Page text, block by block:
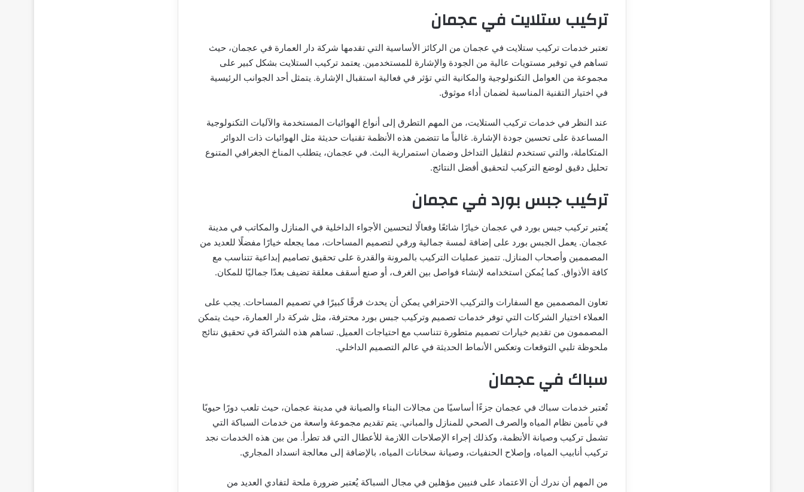
تركيب ستلايت في عجمان
تعتبر خدمات تركيب ستلايت في عجمان من الركائز الأساسية التي تقدمها شركة دار العمارة في عجمان، حيث
تساهم في توفير مستويات عالية من الجودة والإشارة للمستخدمين. يعتمد تركيب الستلايت بشكل كبير على
مجموعة من العوامل التكنولوجية والمكانية التي تؤثر في فعالية استقبال الإشارة. يتمثل أحد الجوانب الرئيسية
في اختيار التقنية المناسبة لضمان أداء موثوق.
عند النظر في خدمات تركيب الستلايت، من المهم التطرق إلى أنواع الهوائيات المستخدمة والآليات التكنولوجية
المساعدة على تحسين جودة الإشارة. غالباً ما تتضمن هذه الأنظمة تقنيات حديثة مثل الهوائيات ذات الدوائر
المتكاملة، والتي تستخدم لتقليل التداخل وضمان استمرارية البث. في عجمان، يتطلب المناخ الجغرافي المتنوع
تحليل دقيق لوضع التركيب لتحقيق أفضل النتائج.
تركيب جبس بورد في عجمان
يُعتبر تركيب جبس بورد في عجمان خيارًا شائعًا وفعالًا لتحسين الأجواء الداخلية في المنازل والمكاتب في مدينة
عجمان. يعمل الجبس بورد على إضافة لمسة جمالية ورقي لتصميم المساحات، مما يجعله خيارًا مفضلًا للعديد من
المصممين وأصحاب المنازل. تتميز عمليات التركيب بالمرونة والقدرة على تحقيق تصاميم إبداعية تتناسب مع
كافة الأذواق. كما يُمكن استخدامه لإنشاء فواصل بين الغرف، أو صنع أسقف معلقة تضيف بعدًا جماليًا للمكان.
تعاون المصممين مع السفارات والتركيب الاحترافي يمكن أن يحدث فرقًا كبيرًا في تصميم المساحات. يجب على
العملاء اختيار الشركات التي توفر خدمات تصميم وتركيب جبس بورد محترفة، مثل شركة دار العمارة، حيث يتمكن
المصممون من تقديم خيارات تصميم متطورة تتناسب مع احتياجات العميل. تساهم هذه الشراكة في تحقيق نتائج
ملحوظة تلبي التوقعات وتعكس الأنماط الحديثة في عالم التصميم الداخلي.
سباك في عجمان
تُعتبر خدمات سباك في عجمان جزءًا أساسيًا من مجالات البناء والصيانة في مدينة عجمان، حيث تلعب دورًا حيويًا
في تأمين نظام المياه والصرف الصحي للمنازل والمباني. يتم تقديم مجموعة واسعة من خدمات السباكة التي
تشمل تركيب وصيانة الأنظمة، وكذلك إجراء الإصلاحات اللازمة للأعطال التي قد تطرأ. من بين هذه الخدمات نجد
تركيب أنابيب المياه، وإصلاح الحنفيات، وصيانة سخانات المياه، بالإضافة إلى معالجة انسداد المجاري.
من المهم أن ندرك أن الاعتماد على فنيين مؤهلين في مجال السباكة يُعتبر ضرورة ملحة لتفادي العديد من